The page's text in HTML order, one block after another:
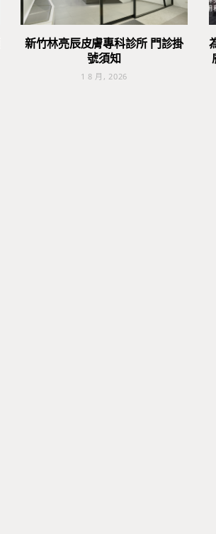
新竹林亮辰皮膚專科診所 門診掛
號須知
1 8 月, 2026